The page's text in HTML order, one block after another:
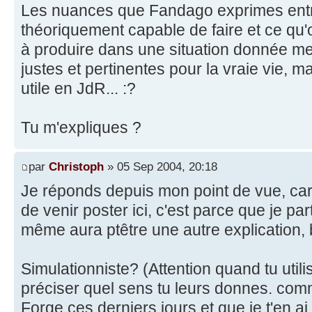
Les nuances que Fandago exprimes
théoriquement capable de faire et ce
à produire dans une situation donnée
justes et pertinentes pour la vraie vie,
utile en JdR... :?
Tu m'expliques ?
par Christoph » 05 Sep 2004, 20:18
Je réponds depuis mon point de vue,
de venir poster ici, c'est parce que je
même aura ptêtre une autre explication,
Simulationniste? (Attention quand tu
préciser quel sens tu leurs donnes.
Forge ces derniers jours et que je t'en